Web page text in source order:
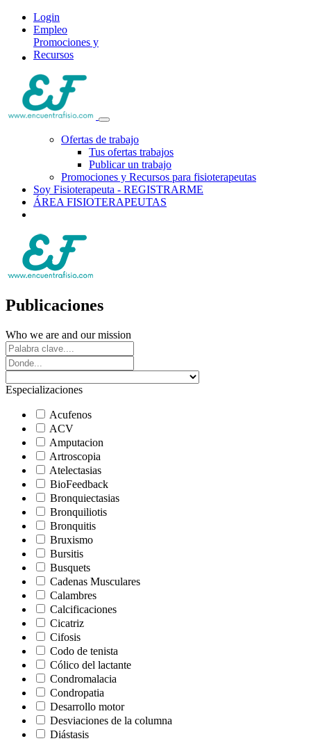
Login
Empleo
Promociones y
Recursos
Ofertas de trabajo
Tus ofertas trabajos
Publicar un trabajo
Promociones y Recursos para fisioterapeutas
Soy Fisioterapeuta - REGISTRARME
ÁREA FISIOTERAPEUTAS
Publicaciones
Who we are and our mission
Especializaciones
Acufenos
ACV
Amputacion
Artroscopia
Atelectasias
BioFeedback
Bronquiectasias
Bronquiliotis
Bronquitis
Bruxismo
Bursitis
Busquets
Cadenas Musculares
Calambres
Calcificaciones
Cicatriz
Cifosis
Codo de tenista
Cólico del lactante
Condromalacia
Condropatia
Desarrollo motor
Desviaciones de la columna
Diástasis